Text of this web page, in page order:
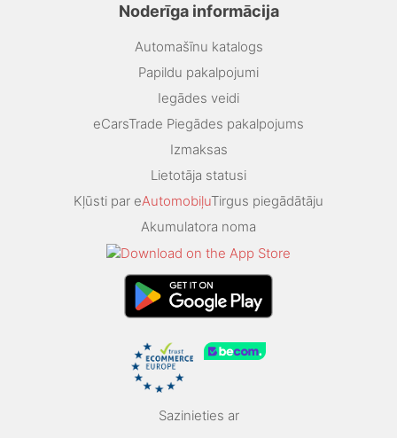
Noderīga informācija
Automašīnu katalogs
Papildu pakalpojumi
Iegādes veidi
eCarsTrade Piegādes pakalpojums
Izmaksas
Lietotāja statusi
Kļūsti par eAutomobiļuTirgus piegādātāju
Akumulatora noma
Sazinieties ar